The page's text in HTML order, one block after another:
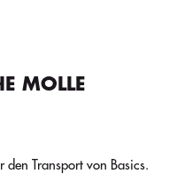
MOLLE
den Transport von Basics.